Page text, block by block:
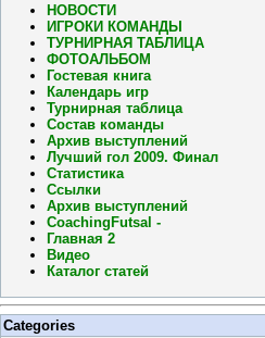
НОВОСТИ
ИГРОКИ КОМАНДЫ
ТУРНИРНАЯ ТАБЛИЦА
ФОТОАЛЬБОМ
Гостевая книга
Календарь игр
Турнирная таблица
Состав команды
Архив выступлений
Лучший гол 2009. Финал
Статистика
Ссылки
Архив выступлений
CoachingFutsal -
Главная 2
Видео
Каталог статей
Categories